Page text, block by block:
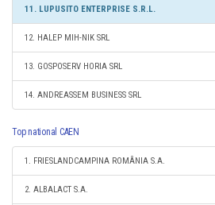
11. LUPUSITO ENTERPRISE S.R.L.
12. HALEP MIH-NIK SRL
13. GOSPOSERV HORIA SRL
14. ANDREASSEM BUSINESS SRL
Top national CAEN
1. FRIESLANDCAMPINA ROMÂNIA S.A.
2. ALBALACT S.A.